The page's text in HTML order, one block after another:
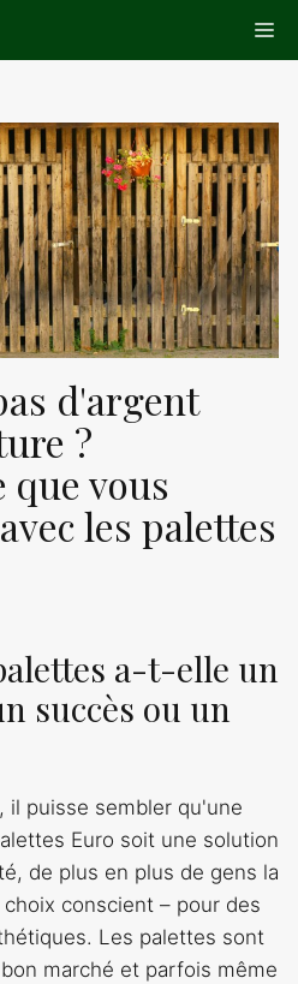
d'argent
?
que vous
les palettes
a-t-elle un
succès ou un
il puisse sembler qu'une
Euro soit une solution
de plus en plus de gens la
conscient – pour des
Les palettes sont
marché et parfois même